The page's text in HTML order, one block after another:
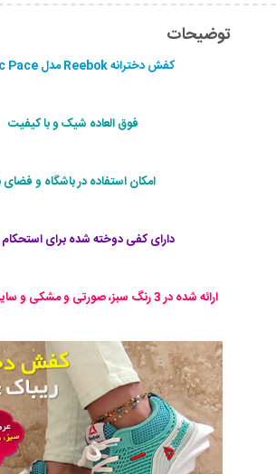
توضیحات
کفش دخترانه Reebok مدل Sonic Pace
فوق العاده شیک و با کیفیت
امکان استفاده در باشگاه و فضای
دارای کفی دوخته شده برای
ارائه شده در 3 رنگ سبز، صورتی و مشکی و سایزبندی 37 تا 40